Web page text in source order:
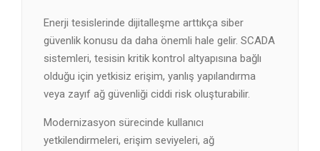
Enerji tesislerinde dijitalleşme arttıkça siber
güvenlik konusu da daha önemli hale gelir. SCADA
sistemleri, tesisin kritik kontrol altyapısına bağlı
olduğu için yetkisiz erişim, yanlış yapılandırma
veya zayıf ağ güvenliği ciddi risk oluşturabilir.
Modernizasyon sürecinde kullanıcı
yetkilendirmeleri, erişim seviyeleri, ağ